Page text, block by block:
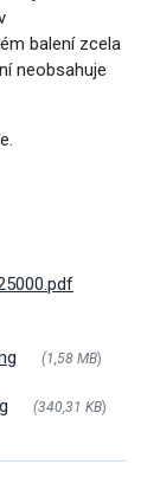
balení zcela
neobsahuje
(1,58 MB)
(340,31 KB)